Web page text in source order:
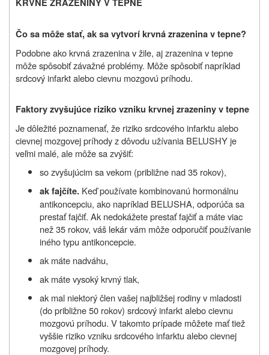
KRVNÉ ZRAZENINY V TEPNE
Čo sa môže stať, ak sa vytvorí krvná zrazenina v tepne?
Podobne ako krvná zrazenina v žile, aj zrazenina v tepne
môže spôsobiť závažné problémy. Môže spôsobiť napríklad
srdcový infarkt alebo cievnu mozgovú príhodu.
Faktory zvyšujúce riziko vzniku krvnej zrazeniny v tepne
Je dôležité poznamenať, že riziko srdcového infarktu alebo
cievnej mozgovej príhody z dôvodu užívania BELUSHYje
veľmi malé, ale môže sa zvýšiť:
so zvyšujúcim sa vekom (približne nad 35 rokov),
ak fajčíte. Keď používate kombinovanú hormonálnu
antikoncepciu, ako napríklad BELUSHA, odporúča sa
prestať fajčiť. Ak nedokážete prestať fajčiť a máte viac
než 35 rokov, váš lekár vám môže odporučiť používanie
iného typu antikoncepcie.
ak máte nadváhu,
ak máte vysoký krvný tlak,
ak mal niektorý člen vašej najbližšej rodiny v mladosti
(do približne 50 rokov) srdcový infarkt alebo cievnu
mozgovú príhodu. V takomto prípade môžete mať tiež
vyššie riziko vzniku srdcového infarktu alebo cievnej
mozgovej príhody.